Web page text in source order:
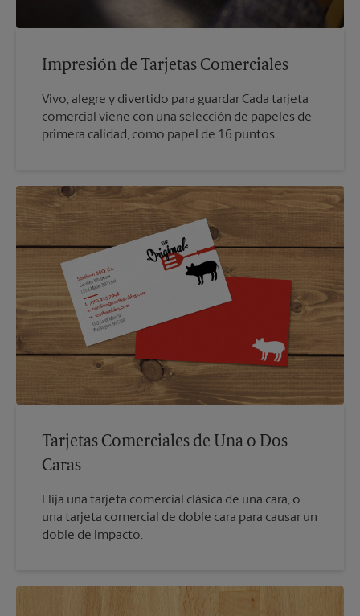
Impresión de Tarjetas Comerciales
Vivo, alegre y divertido para guardar Cada tarjeta
comercial viene con una selección de papeles de
primera calidad, como papel de 16 puntos.
Tarjetas Comerciales de Una o Dos
Caras
Elija una tarjeta comercial clásica de una cara, o
una tarjeta comercial de doble cara para causar un
doble de impacto.